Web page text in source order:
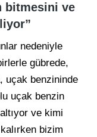
bitmesini ve
nedeniyle
gübrede,
uçak benzininde
uçak benzin
ve kimi
bizim